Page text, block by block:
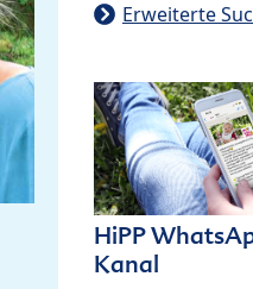
Erweiterte
HiPP
Kanal